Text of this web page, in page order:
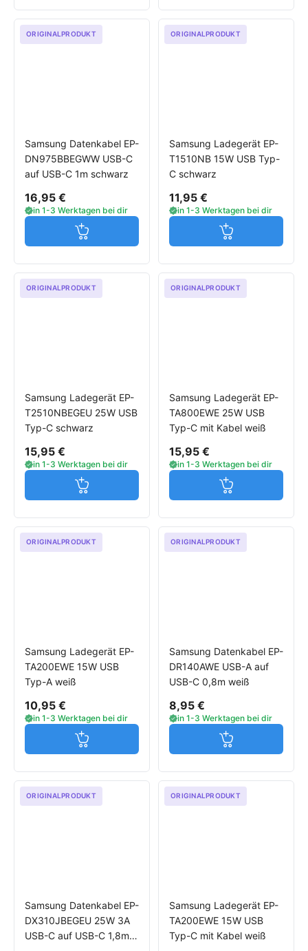
ORIGINALPRODUKT
Samsung Datenkabel EP-
DN975BBEGWW USB-C
auf USB-C 1m schwarz
16,95 €
in 1-3 Werktagen bei dir
Jetzt in den Warenkorb
ORIGINALPRODUKT
Samsung Ladegerät EP-
T1510NB 15W USB Typ-
C schwarz
11,95 €
in 1-3 Werktagen bei dir
Jetzt in den
ORIGINALPRODUKT
Samsung Ladegerät EP-
T2510NBEGEU 25W USB
Typ-C schwarz
15,95 €
in 1-3 Werktagen bei dir
Jetzt in den Warenkorb
ORIGINALPRODUKT
Samsung Ladegerät EP-
TA800EWE 25W USB
Typ-C mit Kabel weiß
15,95 €
in 1-3 Werktagen bei dir
Jetzt in den
ORIGINALPRODUKT
Samsung Ladegerät EP-
TA200EWE 15W USB
Typ-A weiß
10,95 €
in 1-3 Werktagen bei dir
Jetzt in den Warenkorb
ORIGINALPRODUKT
Samsung Datenkabel EP-
DR140AWE USB-A auf
USB-C 0,8m weiß
8,95 €
in 1-3 Werktagen bei dir
Jetzt in den
ORIGINALPRODUKT
Samsung Datenkabel EP-
DX310JBEGEU 25W 3A
USB-C auf USB-C 1,8m
ORIGINALPRODUKT
Samsung Ladegerät EP-
TA200EWE 15W USB
Typ-C mit Kabel weiß